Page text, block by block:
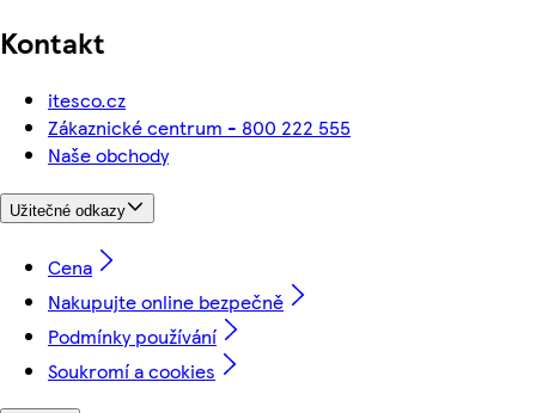
Kontakt
itesco.cz
Zákaznické centrum - 800 222 555
Naše obchody
Užitečné odkazy
Cena
Nakupujte online bezpečně
Podmínky používání
Soukromí a cookies